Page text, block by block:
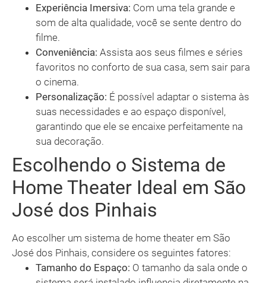
Experiência Imersiva: Com uma tela grande e
som de alta qualidade, você se sente dentro do
filme.
Conveniência: Assista aos seus filmes e séries
favoritos no conforto de sua casa, sem sair para
o cinema.
Personalização: É possível adaptar o sistema às
suas necessidades e ao espaço disponível,
garantindo que ele se encaixe perfeitamente na
sua decoração.
Escolhendo o Sistema de
Home Theater Ideal em São
José dos Pinhais
Ao escolher um sistema de home theater em São
José dos Pinhais, considere os seguintes fatores:
Tamanho do Espaço: O tamanho da sala onde o